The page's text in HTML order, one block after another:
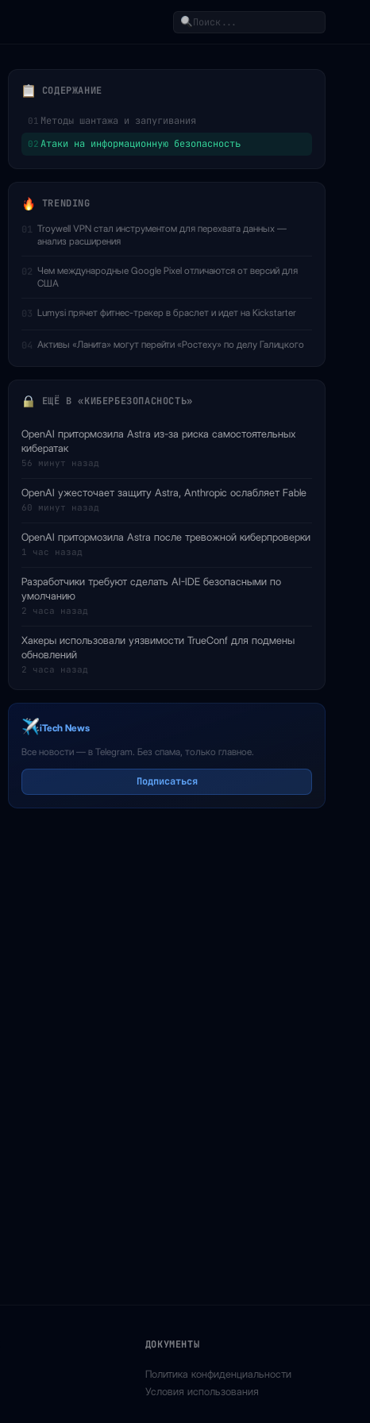
Поиск
СОДЕРЖАНИЕ
01 Методы шантажа и запугивания
02 Атаки на информационную безопасность
TRENDING
01 Troywell VPN стал инструментом для перехвата данных —
анализ расширения
02 Чем международные Google Pixel отличаются от версий для
США
03 Lumysi прячет фитнес-трекер в браслет и идет на Kickstarter
04 Активы «Ланита» могут перейти «Ростеху» по делу Галицкого
ЕЩЁ В «КИБЕРБЕЗОПАСНОСТЬ»
OpenAI притормозила Astra из-за риска самостоятельных
кибератак
56 минут назад
OpenAI ужесточает защиту Astra, Anthropic ослабляет Fable
60 минут назад
OpenAI притормозила Astra после тревожной киберпроверки
1 час назад
Разработчики требуют сделать AI-IDE безопасными по
умолчанию
2 часа назад
Хакеры использовали уязвимости TrueConf для подмены
обновлений
2 часа назад
iTech News
Все новости — в Telegram. Без спама, только главное.
Подписаться
ДОКУМЕНТЫ
Политика конфиденциальности
Условия использования